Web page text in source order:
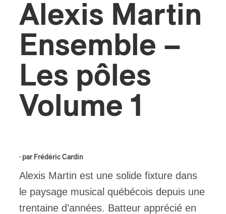
Alexis Martin
Ensemble –
Les pôles
Volume 1
· par Frédéric Cardin
Alexis Martin est une solide fixture dans
le paysage musical québécois depuis une
trentaine d’années. Batteur apprécié en